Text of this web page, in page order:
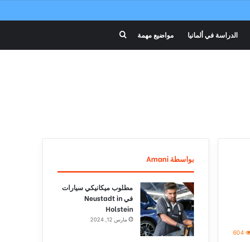
الدراسة في ألمانيا مواضيع مهمة
604
بواسطة Amani
مطلوب ميكانيكي سيارات
في Neustadt in
Holstein
مارس 12, 2024